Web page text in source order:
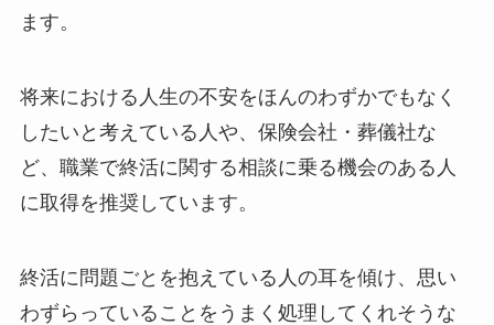
ます。
将来における人生の不安をほんのわずかでもなく
したいと考えている人や、保険会社・葬儀社な
ど、職業で終活に関する相談に乗る機会のある人
に取得を推奨しています。
終活に問題ごとを抱えている人の耳を傾け、思い
わずらっていることをうまく処理してくれそうな